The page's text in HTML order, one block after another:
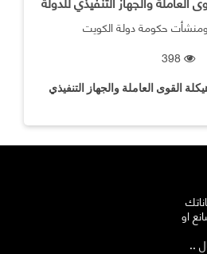
حكومة دولة الكويت
القوى العاملة والجهاز التنفيذي
او
..